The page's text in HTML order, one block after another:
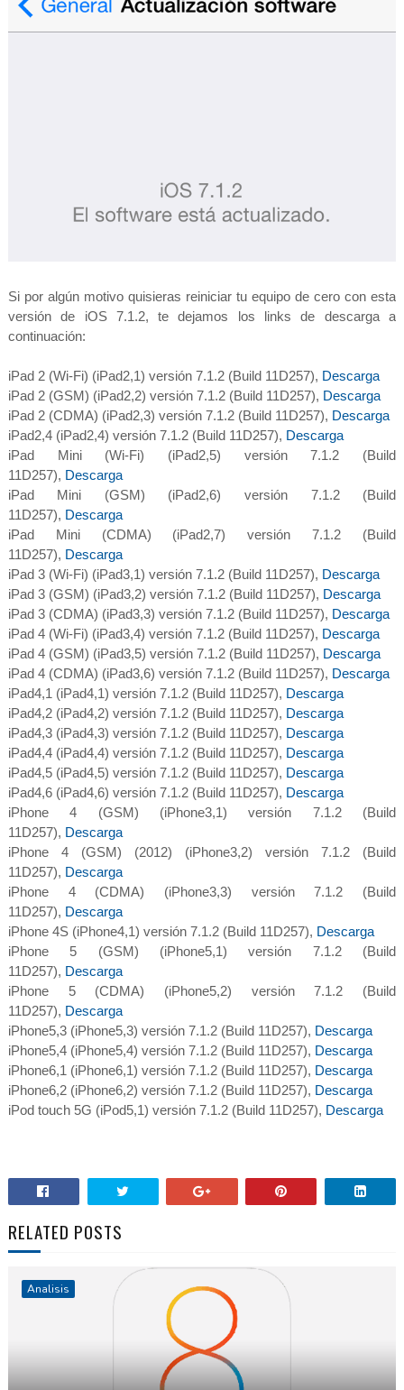
Si por algún motivo quisieras reiniciar tu equipo de cero con esta
versión de iOS 7.1.2, te dejamos los links de descarga a
continuación:
iPad 2 (Wi-Fi) (iPad2,1) versión 7.1.2 (Build 11D257), Descarga
iPad 2 (GSM) (iPad2,2) versión 7.1.2 (Build 11D257), Descarga
iPad 2 (CDMA) (iPad2,3) versión 7.1.2 (Build 11D257), Descarga
iPad2,4 (iPad2,4) versión 7.1.2 (Build 11D257), Descarga
iPad Mini (Wi-Fi) (iPad2,5) versión 7.1.2 (Build
11D257), Descarga
iPad Mini (GSM) (iPad2,6) versión 7.1.2 (Build
11D257), Descarga
iPad Mini (CDMA) (iPad2,7) versión 7.1.2 (Build
11D257), Descarga
iPad 3 (Wi-Fi) (iPad3,1) versión 7.1.2 (Build 11D257), Descarga
iPad 3 (GSM) (iPad3,2) versión 7.1.2 (Build 11D257), Descarga
iPad 3 (CDMA) (iPad3,3) versión 7.1.2 (Build 11D257), Descarga
iPad 4 (Wi-Fi) (iPad3,4) versión 7.1.2 (Build 11D257), Descarga
iPad 4 (GSM) (iPad3,5) versión 7.1.2 (Build 11D257), Descarga
iPad 4 (CDMA) (iPad3,6) versión 7.1.2 (Build 11D257), Descarga
iPad4,1 (iPad4,1) versión 7.1.2 (Build 11D257), Descarga
iPad4,2 (iPad4,2) versión 7.1.2 (Build 11D257), Descarga
iPad4,3 (iPad4,3) versión 7.1.2 (Build 11D257), Descarga
iPad4,4 (iPad4,4) versión 7.1.2 (Build 11D257), Descarga
iPad4,5 (iPad4,5) versión 7.1.2 (Build 11D257), Descarga
iPad4,6 (iPad4,6) versión 7.1.2 (Build 11D257), Descarga
iPhone 4 (GSM) (iPhone3,1) versión 7.1.2 (Build
11D257), Descarga
iPhone 4 (GSM) (2012) (iPhone3,2) versión 7.1.2 (Build
11D257), Descarga
iPhone 4 (CDMA) (iPhone3,3) versión 7.1.2 (Build
11D257), Descarga
iPhone 4S (iPhone4,1) versión 7.1.2 (Build 11D257), Descarga
iPhone 5 (GSM) (iPhone5,1) versión 7.1.2 (Build
11D257), Descarga
iPhone 5 (CDMA) (iPhone5,2) versión 7.1.2 (Build
11D257), Descarga
iPhone5,3 (iPhone5,3) versión 7.1.2 (Build 11D257), Descarga
iPhone5,4 (iPhone5,4) versión 7.1.2 (Build 11D257), Descarga
iPhone6,1 (iPhone6,1) versión 7.1.2 (Build 11D257), Descarga
iPhone6,2 (iPhone6,2) versión 7.1.2 (Build 11D257), Descarga
iPod touch 5G (iPod5,1) versión 7.1.2 (Build 11D257), Descarga
RELATED POSTS
Analisis